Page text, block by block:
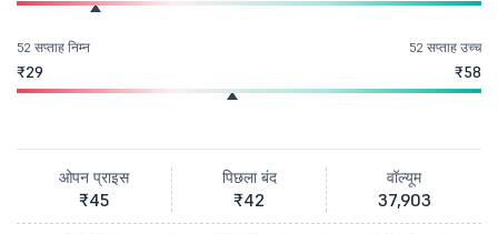
52 सप्ताह निम्न
₹29
52 सप्ताह उच्च
₹58
ओपन प्राइस
₹45
पिछला बंद
₹42
वॉल्यूम
37,903